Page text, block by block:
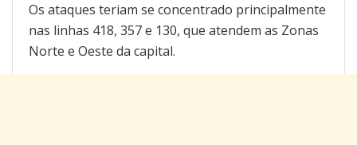
Os ataques teriam se concentrado principalmente
nas linhas 418, 357 e 130, que atendem as Zonas
Norte e Oeste da capital.